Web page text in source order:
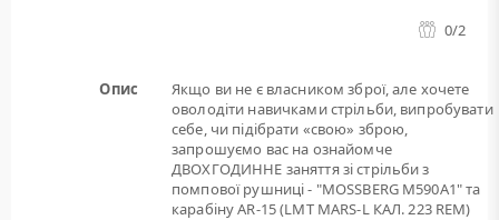
0/2
Опис
Якщо ви не є власником зброї, але хочете
оволодіти навичками стрільби, випробувати
себе, чи підібрати «свою» зброю,
запрошуємо вас на ознайомче
ДВОХГОДИННЕ заняття зі стрільби з
помпової рушниці - "MOSSBERG M590A1" та
карабіну AR-15 (LMT MARS-L КАЛ. 223 REM)